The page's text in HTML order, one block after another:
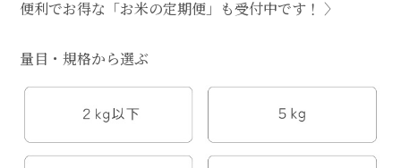
便利でお得な「お米の定期便」も受付中です！ 〉
量目・規格から選ぶ